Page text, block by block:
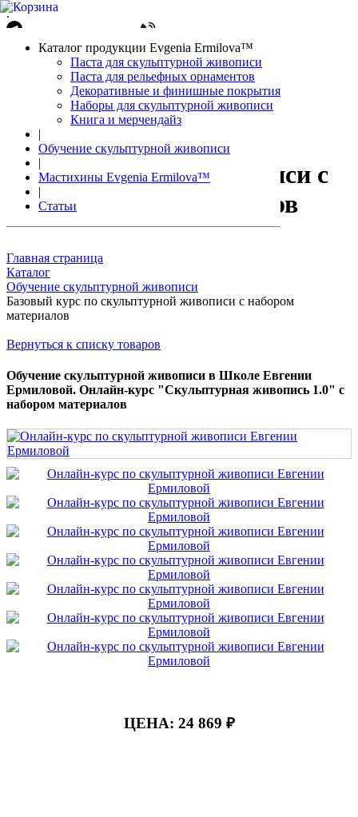
.
Авторизация
0 позиций
Каталог продукции Evgenia Ermilova™
Паста для скульптурной живописи
Паста для рельефных орнаментов
Декоративные и финишные покрытия
Наборы для скульптурной живописи
Книга и мерчендайз
|
Обучение скульптурной живописи
|
Мастихины Evgenia Ermilova™
|
Статьи
Базовый курс по
скульптурной живописи с
набором материалов
Главная страница
Каталог
Обучение скульптурной живописи
Базовый курс по скульптурной живописи с набором
материалов
Вернуться к списку товаров
Обучение скульптурной живописи в Школе Евгении
Ермиловой. Онлайн-курс "Скульптурная живопись 1.0" с
набором материалов
ЦЕНА: 24 869 ₽